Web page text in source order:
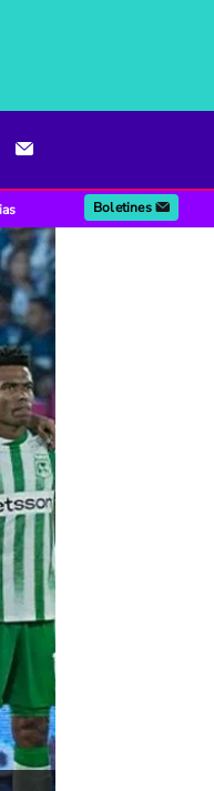
Boletines